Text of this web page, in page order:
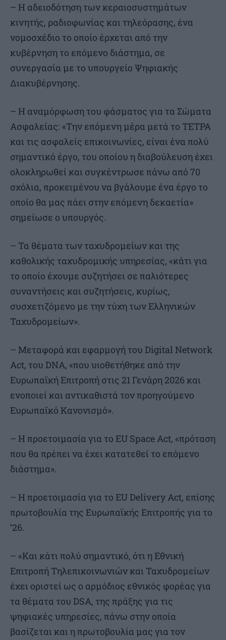
– Η αδειοδότηση των κεραιοσυστημάτων
κινητής, ραδιοφωνίας και τηλεόρασης, ένα
νομοσχέδιο το οποίο έρχεται από την
κυβέρνηση το επόμενο διάστημα, σε
συνεργασία με το υπουργείο Ψηφιακής
Διακυβέρνησης.
– Η αναμόρφωση του φάσματος για τα Σώματα
Ασφαλείας: «Την επόμενη μέρα μετά το ΤΕΤΡΑ
και τις ασφαλείς επικοινωνίες, είναι ένα πολύ
σημαντικό έργο, του οποίου η διαβούλευση έχει
ολοκληρωθεί και συγκέντρωσε πάνω από 70
σχόλια, προκειμένου να βγάλουμε ένα έργο το
οποίο θα μας πάει στην επόμενη δεκαετία»
σημείωσε ο υπουργός.
– Τα θέματα των ταχυδρομείων και της
καθολικής ταχυδρομικής υπηρεσίας, «κάτι για
το οποίο έχουμε συζητήσει σε παλιότερες
συναντήσεις και συζητήσεις, κυρίως,
συσχετιζόμενο με την τύχη των Ελληνικών
Ταχυδρομείων».
– Μεταφορά και εφαρμογή του Digital Network
Act, του DNA, «που υιοθετήθηκε από την
Ευρωπαϊκή Επιτροπή στις 21 Γενάρη 2026 και
ενοποιεί και αντικαθιστά τον προηγούμενο
Ευρωπαϊκό Κανονισμό».
– Η προετοιμασία για το EU Space Act, «πρόταση
που θα πρέπει να έχει κατατεθεί το επόμενο
διάστημα».
– Η προετοιμασία για το EU Delivery Act, επίσης
πρωτοβουλία της Ευρωπαϊκής Επιτροπής για το
’26.
– «Και κάτι πολύ σημαντικό, ότι η Εθνική
Επιτροπή Τηλεπικοινωνιών και Ταχυδρομείων
έχει οριστεί ως ο αρμόδιος εθνικός φορέας για
τα θέματα του DSA, της πράξης για τις
ψηφιακές υπηρεσίες, πάνω στην οποία
βασίζεται και η πρωτοβουλία μας για τον